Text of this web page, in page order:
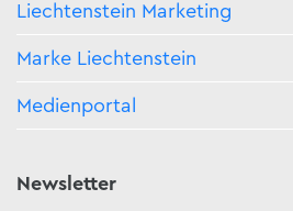
Liechtenstein Marketing
Marke Liechtenstein
Medienportal
Newsletter